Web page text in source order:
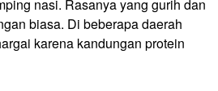
nasi. Rasanya yang gurih dan
biasa. Di beberapa daerah
karena kandungan protein